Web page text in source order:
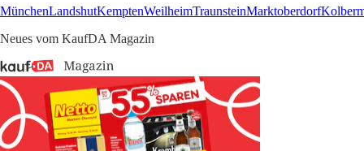
MünchenLandshutKemptenWeilheimTraunsteinMarktoberdorf
Neues vom KaufDA Magazin